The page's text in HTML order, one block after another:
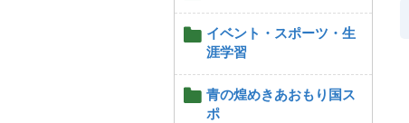
イベント・スポーツ・生
涯学習
青の煌めきあおもり国ス
ポ